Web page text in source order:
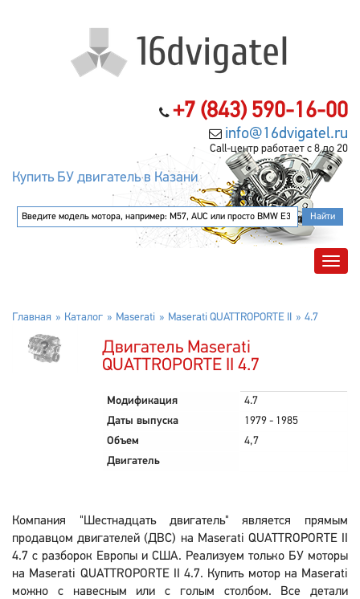
+7 (843) 590-16-00
info@16dvigatel.ru
Call-центр работает с 8 до 20
Купить БУ двигатель в Казани
Главная Каталог Maserati Maserati QUATTROPORTE II 4.7
Двигатель Maserati
QUATTROPORTE II 4.7
Модификация
4.7
Даты выпуска
1979 - 1985
Объем
4,7
Двигатель
Компания "Шестнадцать двигатель" является прямым
продавцом двигателей (ДВС) на Maserati QUATTROPORTE II
4.7 с разборок Европы и США. Реализуем только БУ моторы
на Maserati QUATTROPORTE II 4.7. Купить мотор на Maserati
можно с навесным или с голым столбом. Все детали